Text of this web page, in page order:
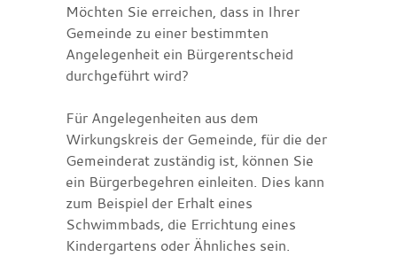
Möchten Sie erreichen, dass in Ihrer
Gemeinde zu einer bestimmten
Angelegenheit ein Bürgerentscheid
durchgeführt wird?
Für Angelegenheiten aus dem
Wirkungskreis der Gemeinde, für die der
Gemeinderat zuständig ist, können Sie
ein Bürgerbegehren einleiten. Dies kann
zum Beispiel der Erhalt eines
Schwimmbads, die Errichtung eines
Kindergartens oder Ähnliches sein.